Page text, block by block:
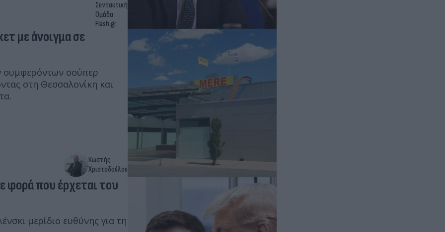
Συντακτική
Ομάδα
Flash.gr
με άνοιγμα σε
συμφερόντων σούπερ
στη Θεσσαλονίκη και
Κωστής
Χριστοδούλου
φορά που έρχεται του
μερίδιο ευθύνης για τη